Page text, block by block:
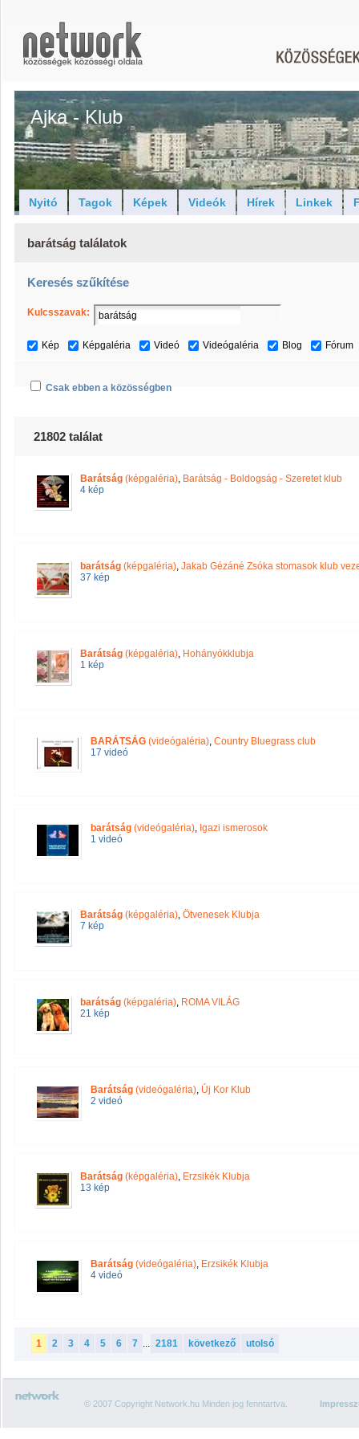
Ajka - Klub
Nyitó Tagok Képek Videók Hírek Linkek
barátság találatok
Keresés szűkítése
Kulcsszavak:
Kép Képgaléria Videó Videógaléria Blog Fórum
Csak ebben a közösségben
21802 találat
Barátság (képgaléria), Barátság - Boldogság - Szeretet klub
4 kép
barátság (képgaléria), Jakab Gézáné Zsóka stomasok klub
37 kép
Barátság (képgaléria), Hohányókklubja
1 kép
BARÁTSÁG (videógaléria), Country Bluegrass club
17 videó
barátság (videógaléria), Igazi ismerosok
1 videó
Barátság (képgaléria), Ötvenesek Klubja
7 kép
barátság (képgaléria), ROMA VILÁG
21 kép
Barátság (videógaléria), Új Kor Klub
2 videó
Barátság (képgaléria), Erzsikék Klubja
13 kép
Barátság (videógaléria), Erzsikék Klubja
4 videó
1 2 3 4 5 6 7 ... 2181 következő utolsó
© 2007 Copyright Network.hu Minden jog fenntartva.